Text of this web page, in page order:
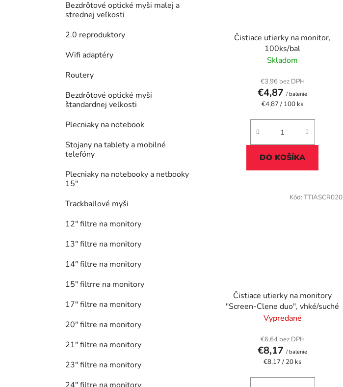
Bezdrôtové optické myši malej a
strednej veľkosti
2.0 reproduktory
Wifi adaptéry
Routery
Bezdrôtové optické myši
štandardnej veľkosti
Plecniaky na notebook
Stojany na tablety a mobilné
telefóny
Plecniaky na notebooky a netbooky
15"
Trackballové myši
12" filtre na monitory
13" filtre na monitory
14" filtre na monitory
15" filtrre na monitory
17" filtre na monitory
20" filtre na monitory
21" filtre na monitory
23" filtre na monitory
Čistiace utierky na monitor,
100ks/bal
Skladom
€3,96 bez DPH
€4,87/ balenie
Jednotková
€4,87 / 100 ks
DO KOŠÍKA
Čistiace utierky na monitory
"Screen-Clene duo", vhké/suché
Vypredané
€6,64 bez DPH
€8,17/ balenie
Jednotková
€8,17 / 20 ks
Kód: TTIASCR020